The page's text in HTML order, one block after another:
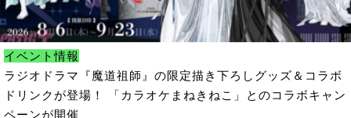
イベント情報
ラジオドラマ『魔道祖師』の限定描き下ろしグッズ＆コラボ
ドリンクが登場！ 「カラオケまねきねこ」とのコラボキャン
ペーンが開催